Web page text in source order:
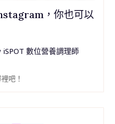
，你也可以
iSPOT 數位營養調理師
吧！